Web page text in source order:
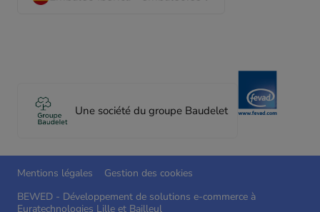
Une société du groupe Baudelet
Mentions légales
Gestion des cookies
BEWED - Développement de solutions e-commerce à
Euratechnologies Lille et Bailleul